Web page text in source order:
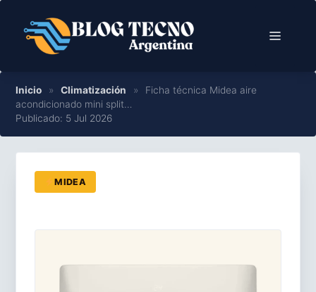
contenido
Menú
Inicio » Climatización »
Ficha técnica Midea aire
acondicionado mini split…
Publicado: 5 Jul 2026
MIDEA